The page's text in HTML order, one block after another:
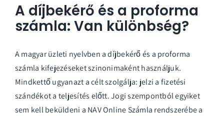
A díjbekérő és a proforma
számla: Van különbség?
A magyar üzleti nyelvben a díjbekérő és a proforma
számla kifejezéseket szinonimaként használjuk.
Mindkettő ugyanazt a célt szolgálja: jelzi a fizetési
szándékot a teljesítés előtt. Jogi szempontból egyiket
sem kell beküldeni a NAV Online Számla rendszerébe a